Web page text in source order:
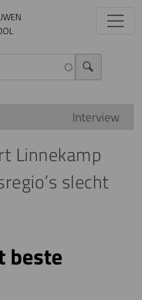
Interview
Linnekamp
slecht
beste